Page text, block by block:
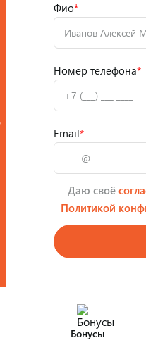
Фио*
Номер телефона*
Email*
Даю своё
Политикой
Бонусы